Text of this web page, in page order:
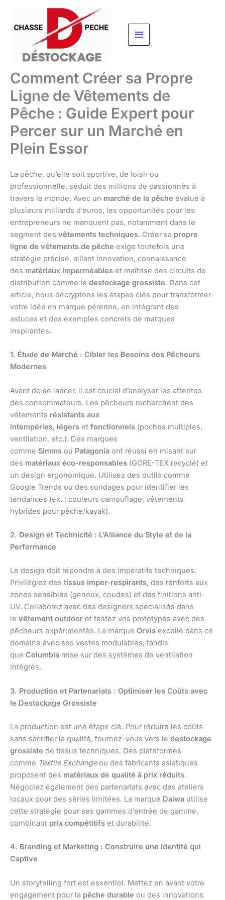
contenu
Comment Créer sa Propre
Ligne de Vêtements de
Pêche : Guide Expert pour
Percer sur un Marché en
Plein Essor
La pêche, qu’elle soit sportive, de loisir ou
professionnelle, séduit des millions de passionnés à
travers le monde. Avec un marché de la pêche évalué à
plusieurs milliards d’euros, les opportunités pour les
entrepreneurs ne manquent pas, notamment dans le
segment des vêtements techniques. Créer sa propre
ligne de vêtements de pêche exige toutefois une
stratégie précise, alliant innovation, connaissance
des matériaux imperméables et maîtrise des circuits de
distribution comme le destockage grossiste. Dans cet
article, nous décryptons les étapes clés pour transformer
votre idée en marque pérenne, en intégrant des
astuces et des exemples concrets de marques
inspirantes.
1. Étude de Marché : Cibler les Besoins des Pêcheurs
Modernes
Avant de se lancer, il est crucial d’analyser les attentes
des consommateurs. Les pêcheurs recherchent des
vêtements résistants aux
intempéries, légers et fonctionnels (poches multiples,
ventilation, etc.). Des marques
comme Simms ou Patagonia ont réussi en misant sur
des matériaux éco-responsables (GORE-TEX recyclé) et
un design ergonomique. Utilisez des outils comme
Google Trends ou des sondages pour identifier les
tendances (ex. : couleurs camouflage, vêtements
hybrides pour pêche/kayak).
2. Design et Technicité : L’Alliance du Style et de la
Performance
Le design doit répondre à des impératifs techniques.
Privilégiez des tissus imper-respirants, des renforts aux
zones sensibles (genoux, coudes) et des finitions anti-
UV. Collaborez avec des designers spécialisés dans
le vêtement outdoor et testez vos prototypes avec des
pêcheurs expérimentés. La marque Orvis excelle dans ce
domaine avec ses vestes modulables, tandis
que Columbia mise sur des systèmes de ventilation
intégrés.
3. Production et Partenariats : Optimiser les Coûts avec
le Destockage Grossiste
La production est une étape clé. Pour réduire les coûts
sans sacrifier la qualité, tournez-vous vers le destockage
grossiste de tissus techniques. Des plateformes
comme Textile Exchangeou des fabricants asiatiques
proposent des matériaux de qualité à prix réduits.
Négociez également des partenariats avec des ateliers
locaux pour des séries limitées. La marque Daiwa utilise
cette stratégie pour ses gammes d’entrée de gamme,
combinant prix compétitifs et durabilité.
4. Branding et Marketing : Construire une Identité qui
Captive
Un storytelling fort est essentiel. Mettez en avant votre
engagement pour la pêche durable ou des innovations